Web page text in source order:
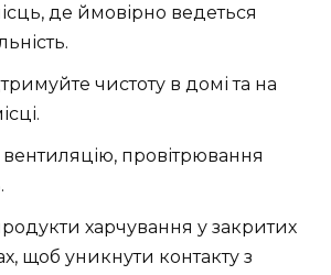
де ймовірно ведеться
чистоту в домі та на
вентиляцію, провітрювання
харчування у закритих
щоб уникнути контакту з